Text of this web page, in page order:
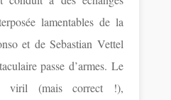
lamentables de la
et de Sebastian Vettel
passe d’armes. Le
viril (mais correct !),